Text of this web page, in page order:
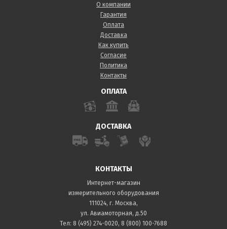
О компании
Гарантия
Оплата
Доставка
Как купить
Согласие
Политика
Контакты
ОПЛАТА
ДОСТАВКА
КОНТАКТЫ
Интернет-магазин
измерительного оборудования
111024, г. Москва,
ул. Авиамоторная, д.50
Тел: 8 (495) 274-0020, 8 (800) 100-7688